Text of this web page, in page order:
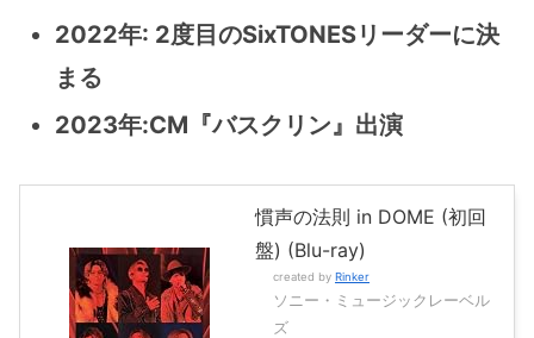
2022年: 2度目のSixTONESリーダーに決
まる
2023年:CM『バスクリン』出演
慣声の法則 in DOME (初回
盤) (Blu-ray)
created by Rinker
ソニー・ミュージックレーベル
ズ